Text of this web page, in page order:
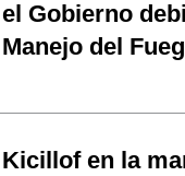
el Gobierno
Manejo del
Kicillof en la